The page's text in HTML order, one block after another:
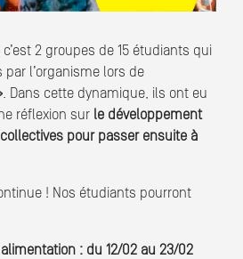
c’est 2 groupes de 15 étudiants qui
l’organisme lors de
. Dans cette dynamique, ils ont eu
réflexion sur le développement
pour passer ensuite à
! Nos étudiants pourront
: du 12/02 au 23/02